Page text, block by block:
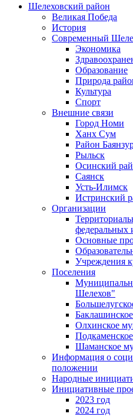
Шелеховский район
Великая Победа
История
Современный
Экономика
Образование
Природа
Культура
Спорт
Внешние связи
Город Номи
Ханх Сум
Район
Рыльск
Осинский
Саянск
Усть-Илимск
Истринский
Организации
федеральных
Основные
Учреждения
Поселения
Шелехов"
Олхинское
Шаманское
Информация о
положении
Народные
Инициативные
2023 год
2024 год